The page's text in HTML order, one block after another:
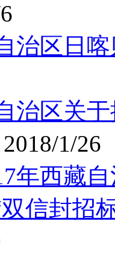
治区日
治区关
2018/1/26
年西藏
信封招